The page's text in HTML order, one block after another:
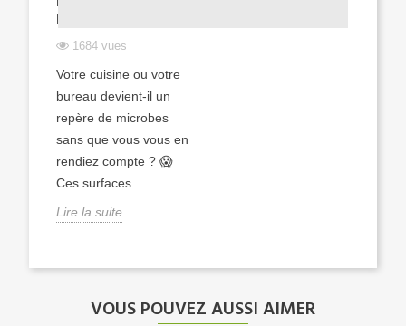
1684 vues
Votre cuisine ou votre
bureau devient-il un
repère de microbes
sans que vous vous en
rendiez compte ? 😱
Ces surfaces...
Lire la suite
VOUS POUVEZ AUSSI AIMER